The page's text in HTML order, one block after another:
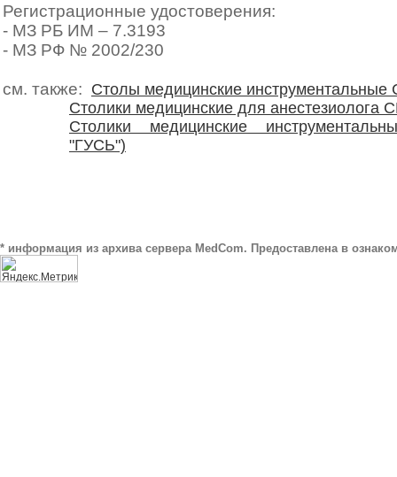
Регистрационные удостоверения:
- МЗ РБ ИМ – 7.3193
- МЗ РФ № 2002/230
см. также: Столы медицинские инструментальные
Столики медицинские для анестезиолога
Столики медицинские
"ГУСЬ")
* информация из архива сервера MedCom. Предоставлена в